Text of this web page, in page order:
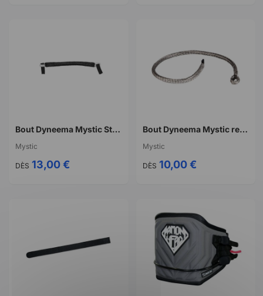
Bout Dyneema Mystic Stealth bar generation 3 Dyneema line short
Mystic
DÈS 13,00 €
Bout Dyneema Mystic replacement cords for surf
Mystic
DÈS 10,00 €